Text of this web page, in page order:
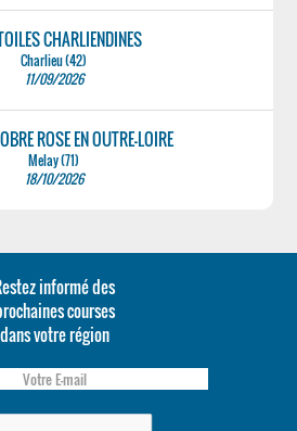
CHARLIENDINES
Charlieu (42)
11/09/2026
ROSE EN OUTRE-LOIRE
Melay (71)
18/10/2026
informé des
courses
dans votre région